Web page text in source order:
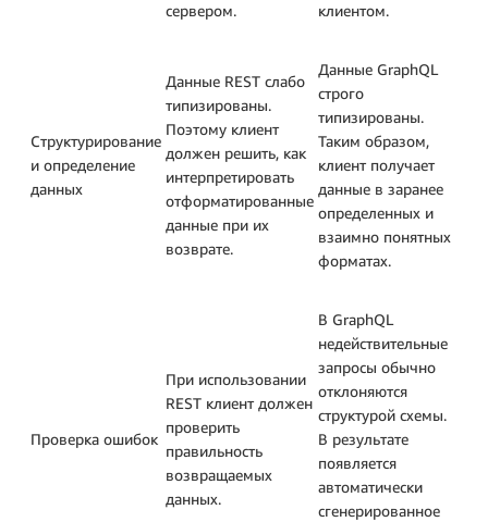
сервером.
клиентом.
Структурирование
и определение
данных
Данные REST слабо
типизированы.
Поэтому клиент
должен решить, как
интерпретировать
отформатированные
данные при их
возврате.
Данные GraphQL
строго
типизированы.
Таким образом,
клиент получает
данные в заранее
определенных и
взаимно понятных
форматах.
Проверка ошибок
При использовании
REST клиент должен
проверить
правильность
возвращаемых
данных.
В GraphQL
недействительные
запросы обычно
отклоняются
структурой схемы.
В результате
появляется
автоматически
сгенерированное